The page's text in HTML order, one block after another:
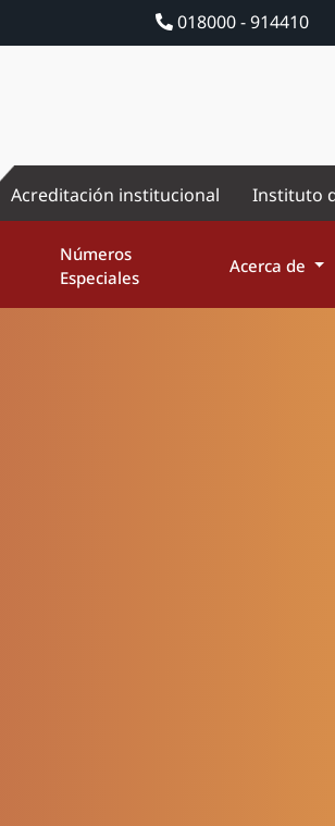
018000 - 914410
Acreditación institucional Instituto
Números
Especiales
Acerca de